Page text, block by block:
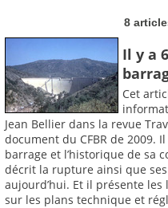
8
Il y a
Cet
Jean Bellier dans la revue
document du CFBR de 2009.
barrage et l’historique de sa
décrit la rupture ainsi que ses
aujourd’hui. Et il présente
sur les plans technique et